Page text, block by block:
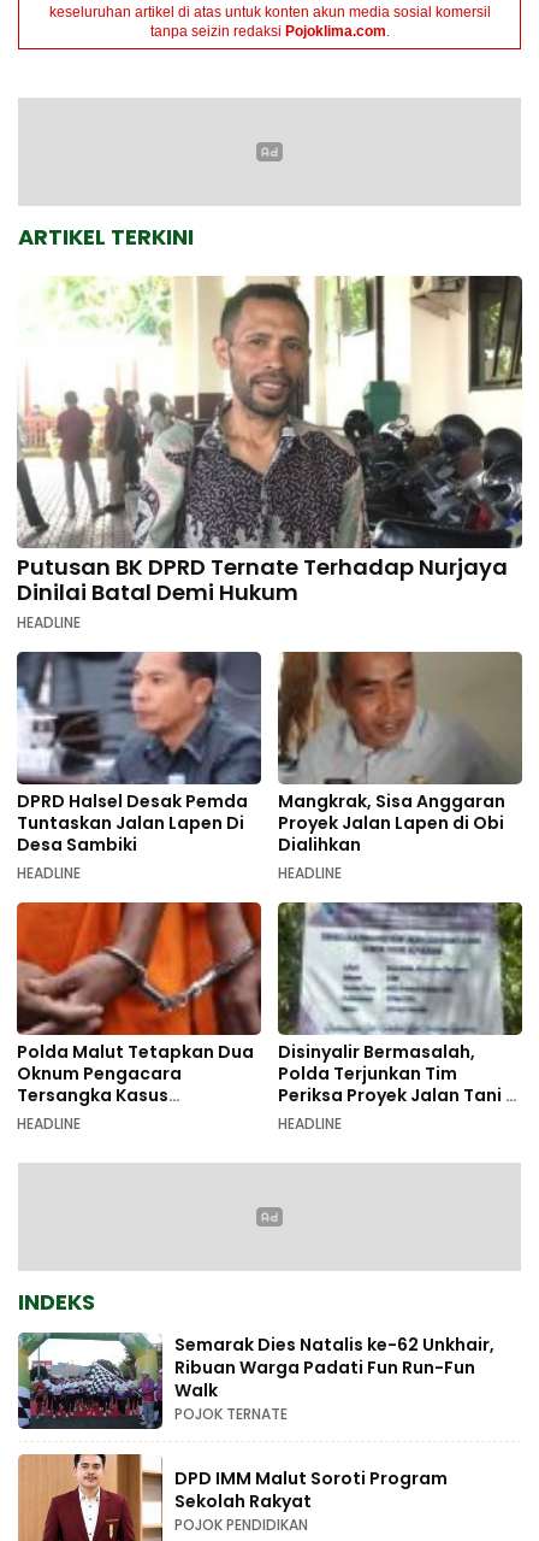
keseluruhan artikel di atas untuk konten akun media sosial komersil
tanpa seizin redaksi Pojoklima.com
ARTIKEL TERKINI
Putusan BK DPRD Ternate Terhadap Nurjaya
Dinilai Batal Demi Hukum
HEADLINE
DPRD Halsel Desak Pemda
Tuntaskan Jalan Lapen Di
Desa Sambiki
HEADLINE
Mangkrak, Sisa Anggaran
Proyek Jalan Lapen di Obi
Dialihkan
HEADLINE
Polda Malut Tetapkan Dua
Oknum Pengacara
Tersangka Kasus
Pemalsuan Dokumen
HEADLINE
Disinyalir Bermasalah,
Polda Terjunkan Tim
Periksa Proyek Jalan Tani di
Galala
HEADLINE
INDEKS
Semarak Dies Natalis ke-62 Unkhair,
Ribuan Warga Padati Fun Run-Fun
Walk
POJOK TERNATE
DPD IMM Malut Soroti Program
Sekolah Rakyat
POJOK PENDIDIKAN